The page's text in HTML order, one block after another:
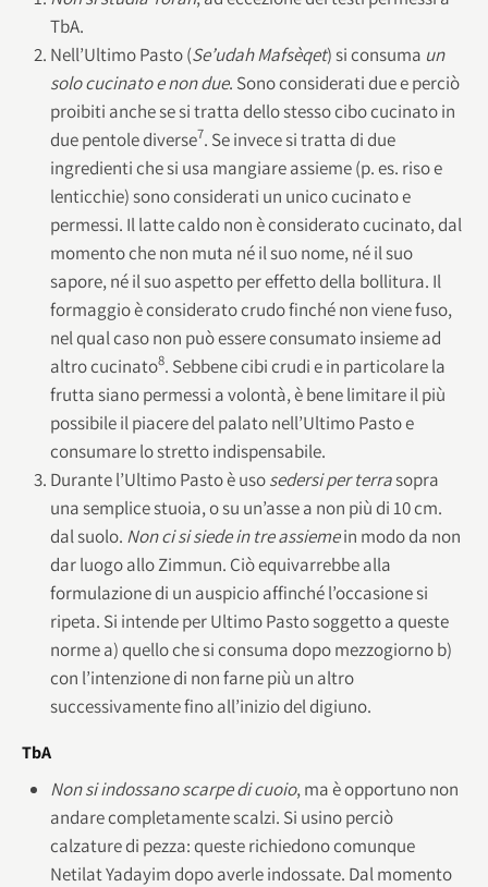
TbA.
Nell’Ultimo Pasto (Se’udah Mafsèqet) si consuma un
solo cucinato e non due. Sono considerati due e perciò
proibiti anche se si tratta dello stesso cibo cucinato in
due pentole diverse7. Se invece si tratta di due
ingredienti che si usa mangiare assieme (p. es. riso e
lenticchie) sono considerati un unico cucinato e
permessi. Il latte caldo non è considerato cucinato, dal
momento che non muta né il suo nome, né il suo
sapore, né il suo aspetto per effetto della bollitura. Il
formaggio è considerato crudo finché non viene fuso,
nel qual caso non può essere consumato insieme ad
altro cucinato8. Sebbene cibi crudi e in particolare la
frutta siano permessi a volontà, è bene limitare il più
possibile il piacere del palato nell’Ultimo Pasto e
consumare lo stretto indispensabile.
Durante l’Ultimo Pasto è usosedersi per terrasopra
una semplice stuoia, o su un’asse a non più di 10 cm.
dal suolo. Non ci si siede in tre assiemein modo da non
dar luogo allo Zimmun. Ciò equivarrebbe alla
formulazione di un auspicio affinché l’occasione si
ripeta. Si intende per Ultimo Pasto soggetto a queste
norme a) quello che si consuma dopo mezzogiorno b)
con l’intenzione di non farne più un altro
successivamente fino all’inizio del digiuno.
TbA
Non si indossano scarpe di cuoio, ma è opportuno non
andare completamente scalzi. Si usino perciò
calzature di pezza: queste richiedono comunque
Netilat Yadayim dopo averle indossate. Dal momento